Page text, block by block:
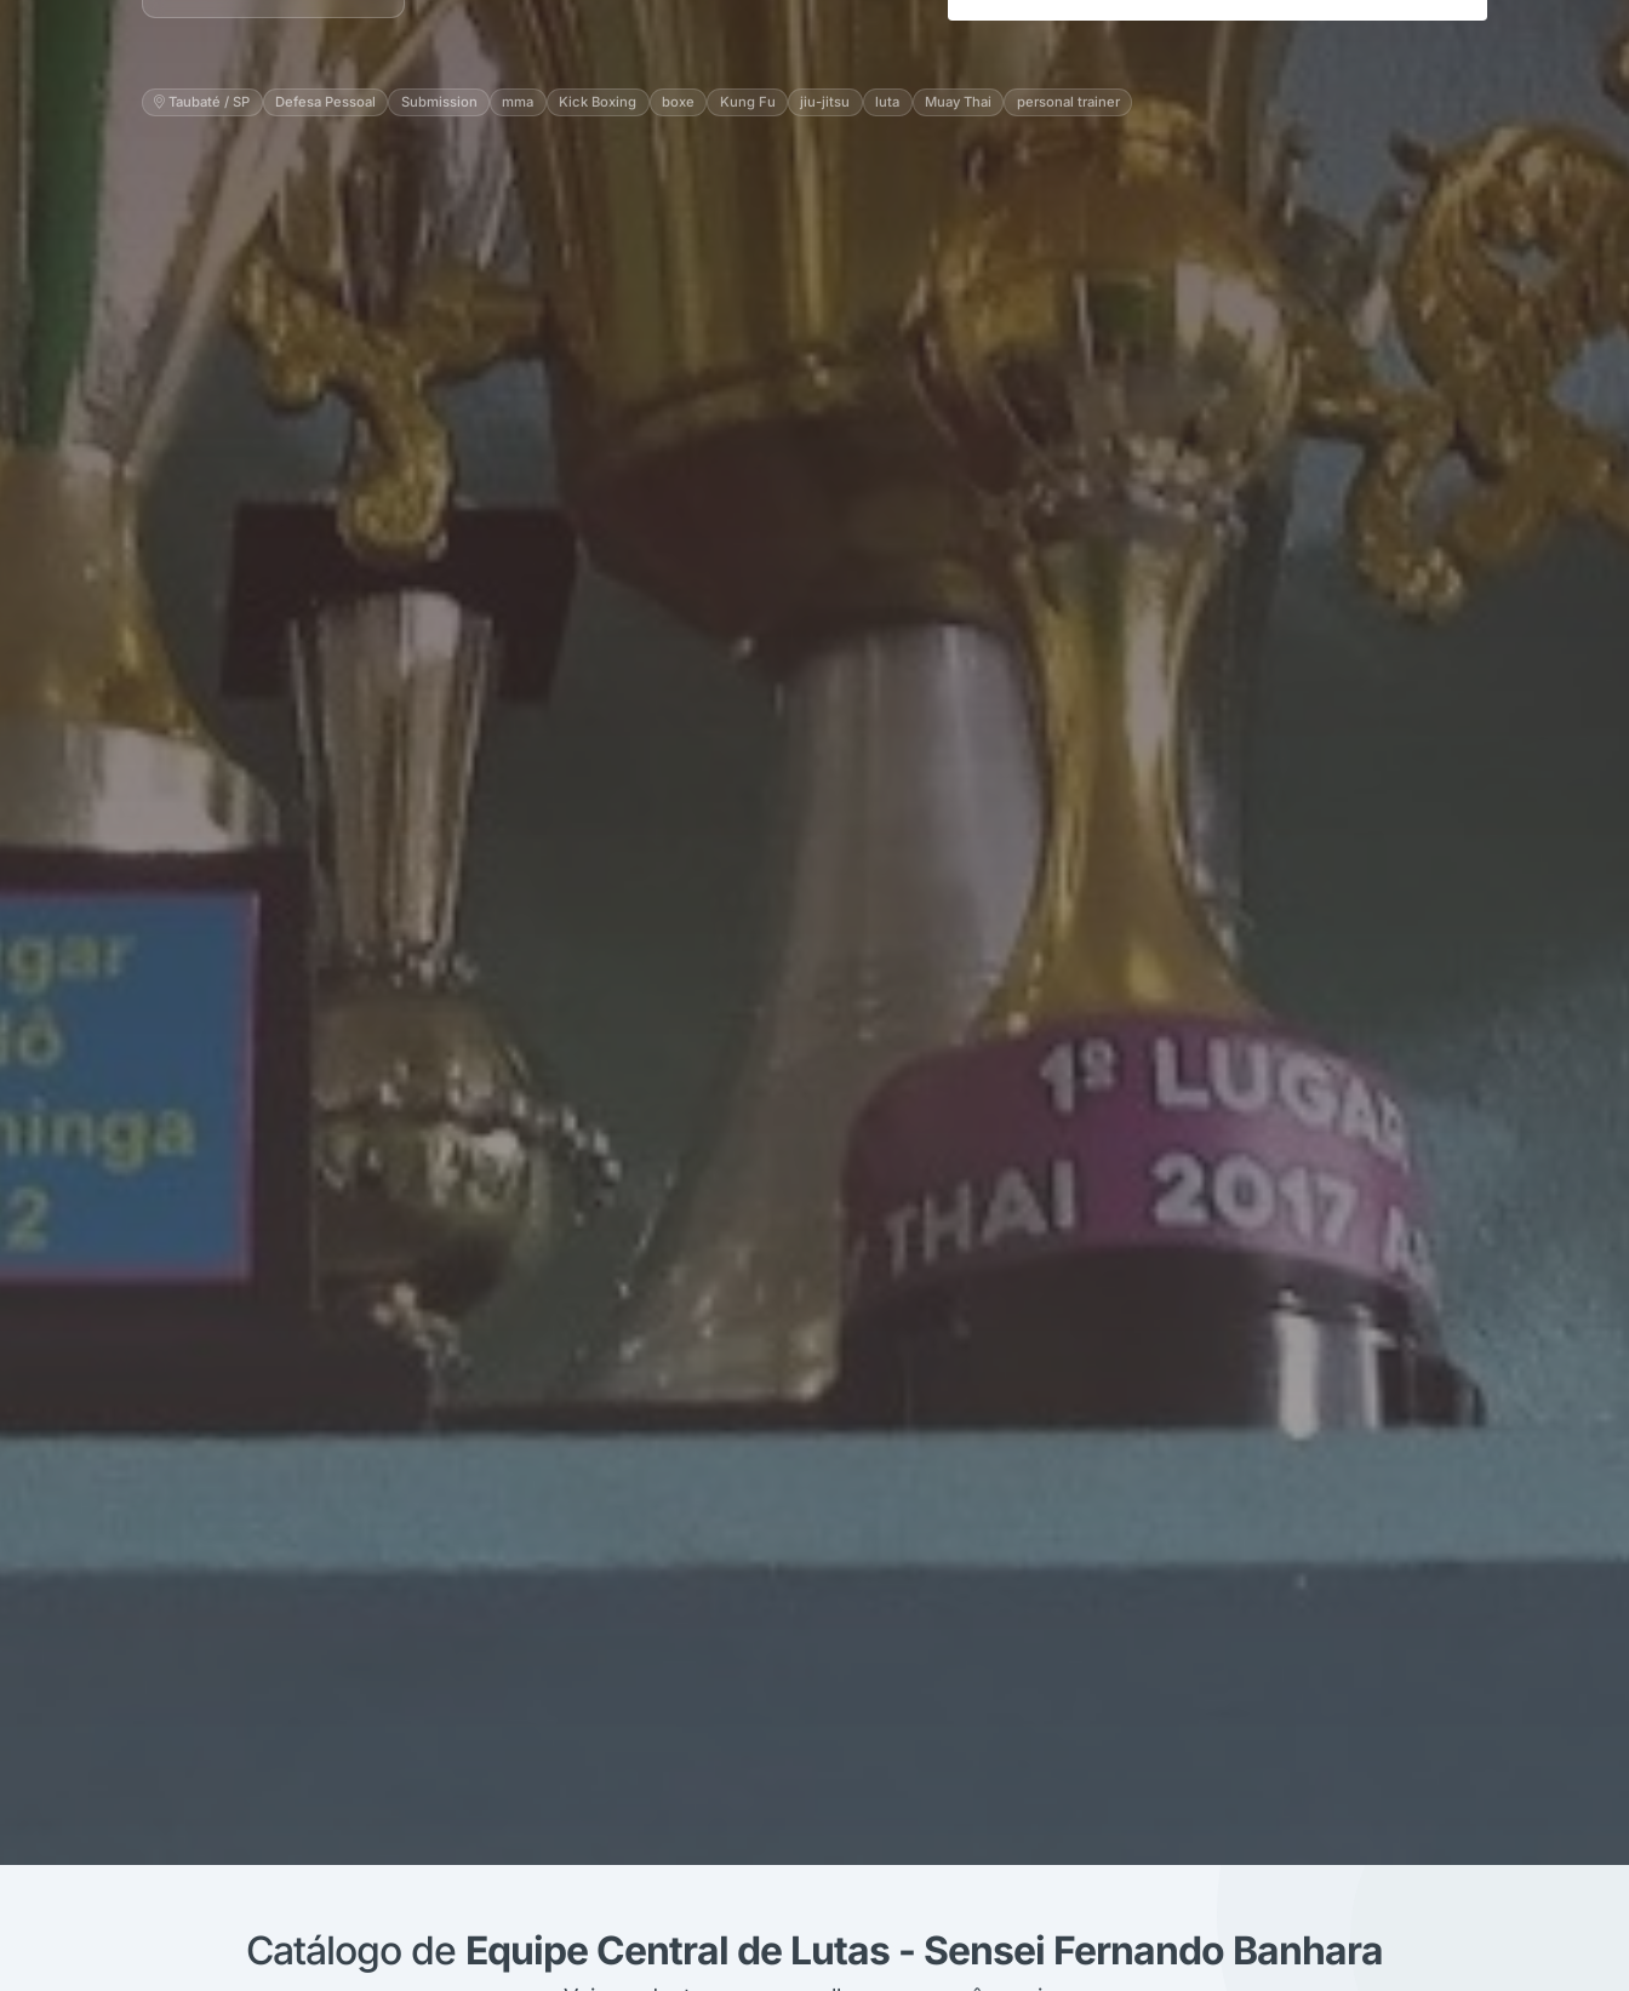
Taubaté / SP Defesa Pessoal Submission mma Kick Boxing boxe Kung Fu jiu-jitsu luta Muay Thai personal trainer
Catálogo de Equipe Central de Lutas - Sensei Fernando Banhara